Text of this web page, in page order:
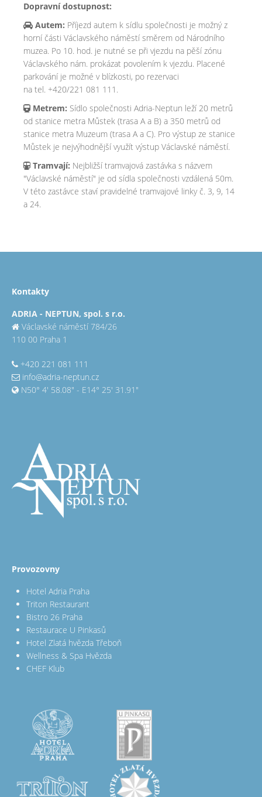
Dopravní dostupnost:
Autem: Příjezd autem k sídlu společnosti je možný z
horní části Václavského náměstí směrem od Národního
muzea. Po 10. hod. je nutné se při vjezdu na pěší zónu
Václavského nám. prokázat povolením k vjezdu. Placené
parkování je možné v blízkosti, po rezervaci
na tel. +420/221 081 111.
Metrem: Sídlo společnosti Adria-Neptun leží 20 metrů
od stanice metra Můstek (trasa A a B) a 350 metrů od
stanice metra Muzeum (trasa A a C). Pro výstup ze stanice
Můstek je nejvýhodnější využít výstup Václavské náměstí.
Tramvají: Nejbližší tramvajová zastávka s názvem
"Václavské náměstí" je od sídla společnosti vzdálená 50m.
V této zastávce staví pravidelné tramvajové linky č. 3, 9, 14
a 24.
Kontakty
ADRIA - NEPTUN, spol. s r.o.
Václavské náměstí 784/26
110 00 Praha 1
+420 221 081 111
info@adria-neptun.cz
N50° 4' 58.08" - E14° 25' 31.91"
Provozovny
Hotel Adria Praha
Triton Restaurant
Bistro 26 Praha
Restaurace U Pinkasů
Hotel Zlatá hvězda Třeboň
Wellness & Spa Hvězda
CHEF Klub